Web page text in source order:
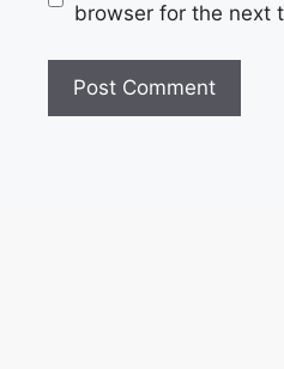
browser for the next